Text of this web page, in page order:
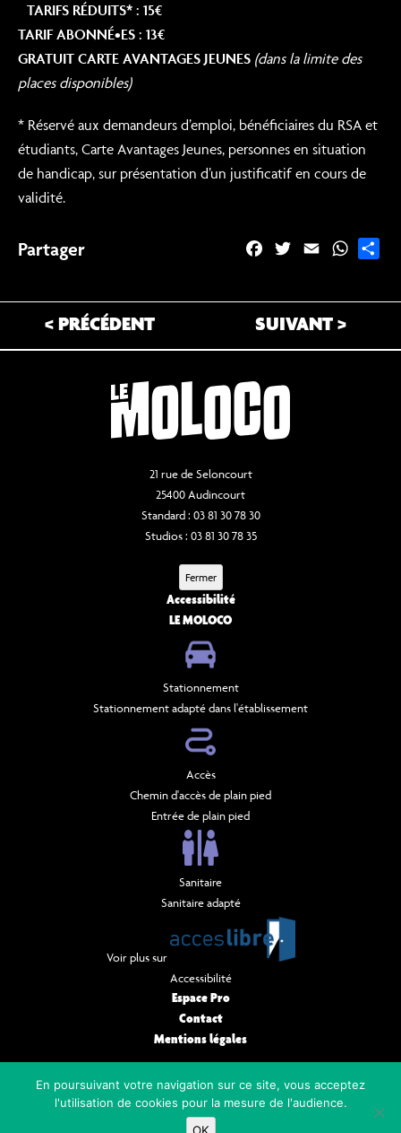
TARIFS RÉDUITS* : 15€
TARIF ABONNÉ•ES : 13€
GRATUIT CARTE AVANTAGES JEUNES (dans la limite des
places disponibles)
* Réservé aux demandeurs d’emploi, bénéficiaires du RSA et
étudiants, Carte Avantages Jeunes, personnes en situation
de handicap, sur présentation d’un justificatif en cours de
validité.
Partager
b
o
t
e
l
W
A
g
< PRÉCÉDENT SUIVANT >
21 rue de Seloncourt
25400 Audincourt
Standard : 03 81 30 78 30
Studios : 03 81 30 78 35
Fermer
Accessibilité
LE MOLOCO
Stationnement
Stationnement adapté dans l'établissement
Accès
Chemin d'accès de plain pied
Entrée de plain pied
Sanitaire
Sanitaire adapté
Voir plus sur
Accessibilité
Espace Pro
Contact
Mentions légales
NEWSLETTER
En poursuivant votre navigation sur ce site, vous acceptez
l'utilisation de cookies pour la mesure de l'audience.